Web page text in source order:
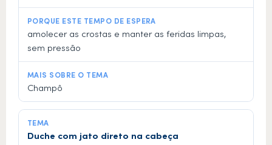
amolecer as crostas e manter as feridas limpas,
sem pressão
Champô
Duche com jato direto na cabeça